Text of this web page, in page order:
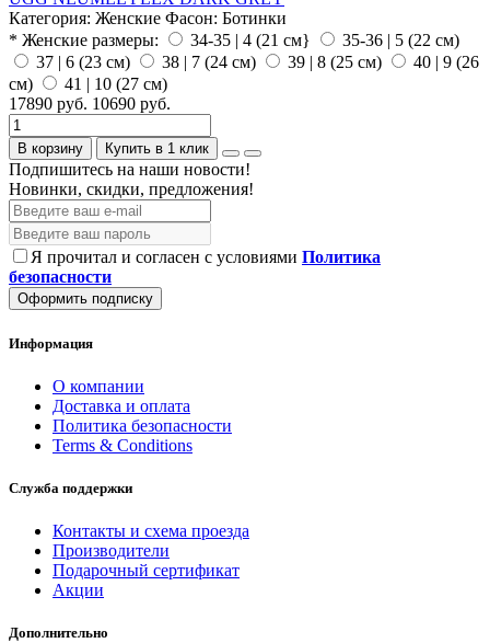
Категория: Женские Фасон: Ботинки
* Женские размеры:
34-35 | 4 (21 см}
35-36 | 5 (22 см)
37 | 6 (23 см)
38 | 7 (24 см) 39 | 8 (25 см)
40 | 9 (26
см)
41 | 10 (27 см)
17890 руб. 10690 руб.
В корзину Купить в 1 клик
Подпишитесь на наши новости!
Новинки, скидки, предложения!
Я прочитал и согласен с условиями Политика
безопасности
Оформить подписку
Информация
О компании
Доставка и оплата
Политика безопасности
Terms & Conditions
Служба поддержки
Контакты и схема проезда
Производители
Подарочный сертификат
Акции
Дополнительно